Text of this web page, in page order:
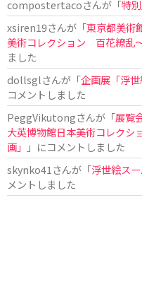
compostertacoさんが「特
xsiren19さんが「東京都美術
美術コレクション 百花繚乱
ました
dollsglさんが「企画展「浮
コメントしました
PeggVikutongさんが「展覧
大英博物館日本美術コレク
画」
」にコメントしました
skynko41 さんが「浮世絵ス
メントしました